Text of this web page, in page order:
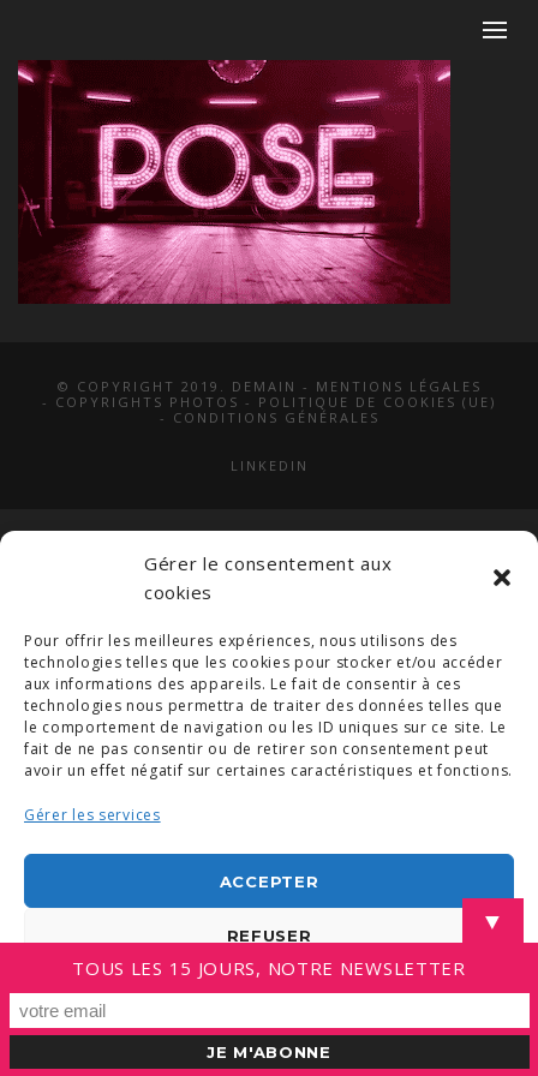
Gérer le consentement aux
cookies
Pour offrir les meilleures expériences, nous utilisons des
technologies telles que les cookies pour stocker et/ou accéder
aux informations des appareils. Le fait de consentir à ces
technologies nous permettra de traiter des données telles que
le comportement de navigation ou les ID uniques sur ce site. Le
fait de ne pas consentir ou de retirer son consentement peut
avoir un effet négatif sur certaines caractéristiques et fonctions.
Gérer les services
ACCEPTER
REFUSER
VOIR LES PRÉFÉRENCES
Politique de cookies
© COPYRIGHT 2019. DEMAIN - MENTIONS LÉGALES
- COPYRIGHTS PHOTOS - POLITIQUE DE COOKIES (UE)
- CONDITIONS GÉNÉRALES
LINKEDIN
▼
TOUS LES 15 JOURS, NOTRE NEWSLETTER